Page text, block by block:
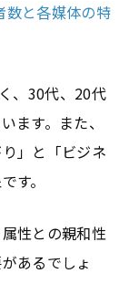
数と各媒体の特
、30代、20代
ます。また、
」と「ビジネ
す。
性との親和性
あるでしょ